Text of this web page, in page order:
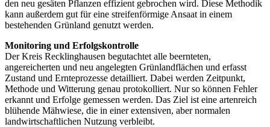
den neu gesäten Pflanzen effizient gebrochen wird. Diese Methodik
kann außerdem gut für eine streifenförmige Ansaat in einem
bestehenden Grünland genutzt werden.
Monitoring und Erfolgskontrolle
Der Kreis Recklinghausen begutachtet alle beernteten,
angereicherten und neu angelegten Grünlandflächen und erfasst
Zustand und Ernteprozesse detailliert. Dabei werden Zeitpunkt,
Methode und Witterung genau protokolliert. Nur so können Fehler
erkannt und Erfolge gemessen werden. Das Ziel ist eine artenreich
blühende Mähwiese, die in einer extensiven, aber normalen
landwirtschaftlichen Nutzung verbleibt.